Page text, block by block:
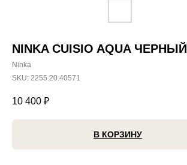
NINKA CUISIO AQUA ЧЕРНЫЙ
Ninka
SKU: 2255.20.40571
10 400 ₽
В КОРЗИНУ